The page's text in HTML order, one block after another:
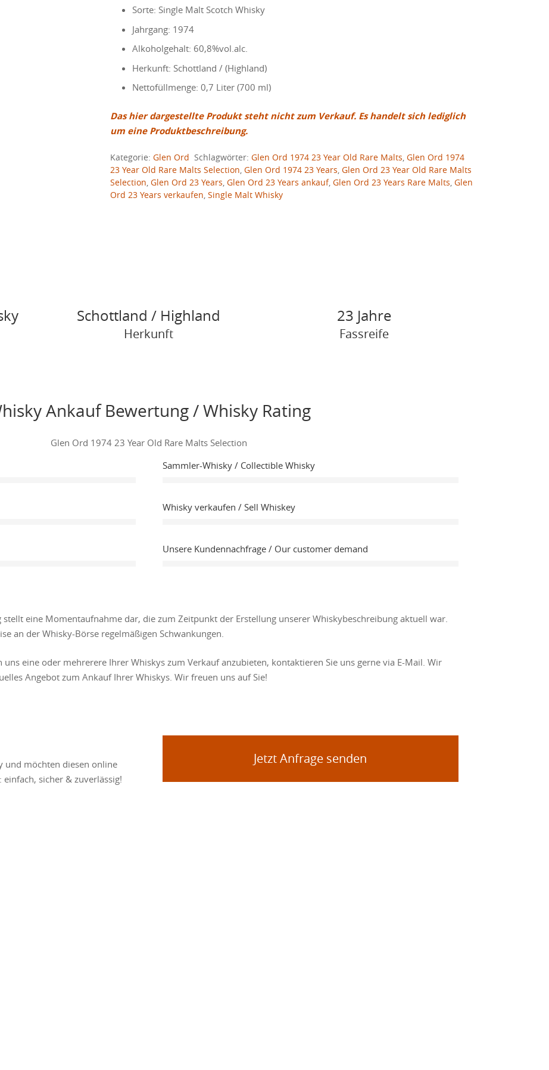
Sorte: Single Malt Scotch Whisky
Jahrgang: 1974
Alkoholgehalt: 60,8%vol.alc.
Herkunft: Schottland / (Highland)
Nettofüllmenge: 0,7 Liter (700 ml)
Das hier dargestellte Produkt steht nicht zum Verkauf. Es handelt sich lediglich
um eine Produktbeschreibung.
Kategorie: Glen Ord Schlagwörter:Glen Ord 1974 23 Year Old Rare Malts,Glen Ord 1974
23 Year Old Rare Malts Selection, Glen Ord 1974 23 Years, Glen Ord 23 Year Old Rare Malts
Selection, Glen Ord 23 Years, Glen Ord 23 Years ankauf, Glen Ord 23 Years Rare Malts, Glen
Ord 23 Years verkaufen, Single Malt Whisky
Schottland / Highland
Herkunft
23 Jahre
Fassreife
Ankauf Bewertung / Whisky Rating
Glen Ord 1974 23 Year Old Rare Malts Selection
Sammler-Whisky / Collectible Whisky
Whisky verkaufen / Sell Whiskey
Unsere Kundennachfrage / Our customer demand
eine Momentaufnahme dar, die zum Zeitpunkt der Erstellung unserer Whiskybeschreibung aktuell war.
an der Whisky-Börse regelmäßigen Schwankungen.
uns eine oder mehrerere Ihrer Whiskys zum Verkauf anzubieten, kontaktieren Sie uns gerne via E-Mail. Wir
Angebot zum Ankauf Ihrer Whiskys. Wir freuen uns auf Sie!
und möchten diesen online
sicher & zuverlässig!
Jetzt Anfrage senden